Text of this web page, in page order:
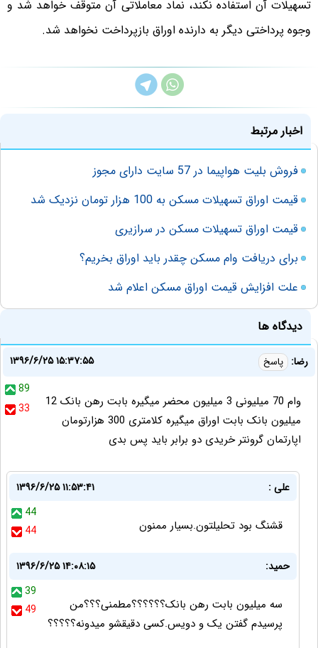
تسهیلات آن استفاده نکند، نماد معاملاتی آن متوقف خواهد شد و
وجوه پرداختی دیگر به دارنده اوراق بازپرداخت نخواهد شد.
اخبار مرتبط
فروش بلیت هواپیما در 57 سایت دارای مجوز
قیمت اوراق تسهیلات مسکن به 100 هزار تومان نزدیک شد
قیمت اوراق تسهیلات مسکن در سرازیری
برای دریافت وام مسکن چقدر باید اوراق بخریم؟
علت افزایش قیمت اوراق مسکن اعلام شد
دیدگاه ها
رضا: پاسخ
۱۳۹۶/۶/۲۵ ۱۵:۳۷:۵۵
89
33
وام 70 میلیونی 3 میلیون محضر میگیره بابت رهن بانک 12
میلیون بانک بابت اوراق میگیره کلامتری 300 هزارتومان
اپارتمان گرونتر خریدی دو برابر باید پس بدی
علی :
۱۳۹۶/۶/۲۵ ۱۱:۵۳:۴۱
44
44
قشنگ بود تحلیلتون.بسیار ممنون
حمید:
۱۳۹۶/۶/۲۵ ۱۴:۰۸:۱۵
39
49
سه میلیون بابت رهن بانک؟؟؟؟؟؟مطمنی؟؟؟من
پرسیدم گفتن یک و دویس.کسی دقیقشو میدونه؟؟؟؟؟